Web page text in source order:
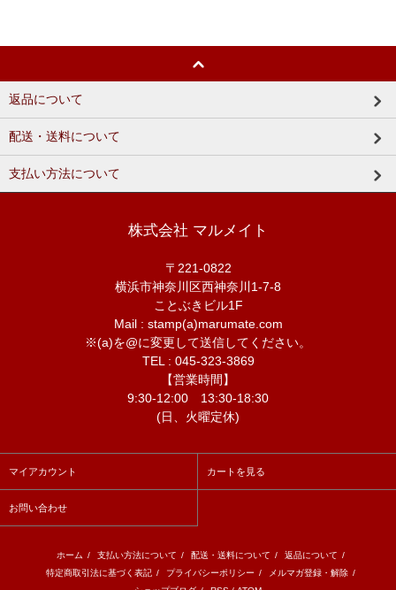
返品について
配送・送料について
支払い方法について
株式会社 マルメイト
〒221-0822
横浜市神奈川区西神奈川1-7-8
ことぶきビル1F
Mail : stamp(a)marumate.com
※(a)を@に変更して送信してください。
TEL : 045-323-3869
【営業時間】
9:30-12:00 13:30-18:30
(日、火曜定休)
マイアカウント カートを見る
お問い合わせ
ホーム / 支払い方法について / 配送・送料について / 返品について /
特定商取引法に基づく表記 / プライバシーポリシー / メルマガ登録・解除 /